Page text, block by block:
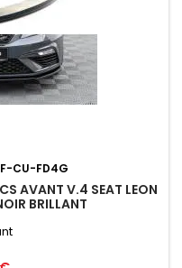
CU-FD4G
AVANT V.4 SEAT LEON
BRILLANT